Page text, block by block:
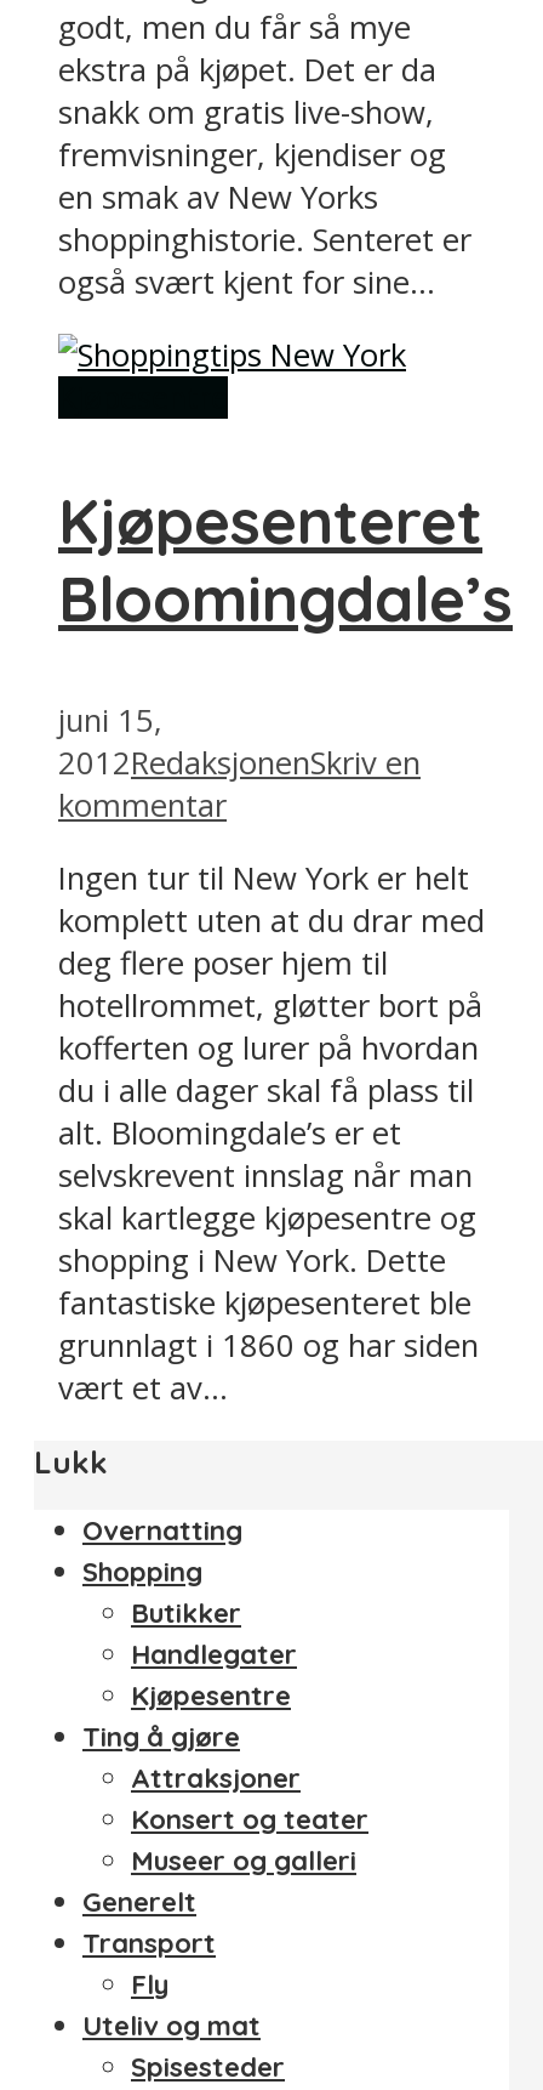
godt, men du får så mye
ekstra på kjøpet. Det er da
snakk om gratis live-show,
fremvisninger, kjendiser og
en smak av New Yorks
shoppinghistorie. Senteret er
også svært kjent for sine...
Kjøpesenteret
Bloomingdale’s
juni 15,
2012RedaksjonenSkriv en
kommentar
Ingen tur til New York er helt
komplett uten at du drar med
deg flere poser hjem til
hotellrommet, gløtter bort på
kofferten og lurer på hvordan
du i alle dager skal få plass til
alt. Bloomingdale’s er et
selvskrevent innslag når man
skal kartlegge kjøpesentre og
shopping i New York. Dette
fantastiske kjøpesenteret ble
grunnlagt i 1860 og har siden
vært et av...
Lukk
Overnatting
Shopping
Butikker
Handlegater
Kjøpesentre
Ting å gjøre
Attraksjoner
Konsert og teater
Museer og galleri
Generelt
Transport
Fly
Uteliv og mat
Spisesteder